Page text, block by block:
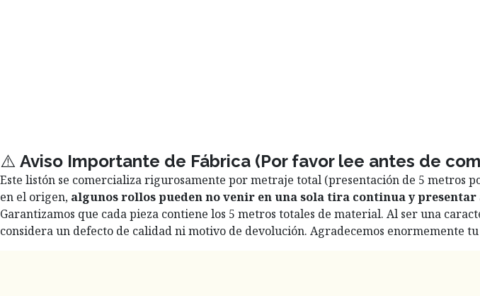
⚠️ Aviso Importante de Fábrica (Por favor lee antes de
Este listón se comercializa rigurosamente por metraje total (presentación de 5 metros
en el origen, algunos rollos pueden no venir en una sola tira continua y
Garantizamos que cada pieza contiene los 5 metros totales de material. Al ser una
considera un defecto de calidad ni motivo de devolución. Agradecemos enormemente